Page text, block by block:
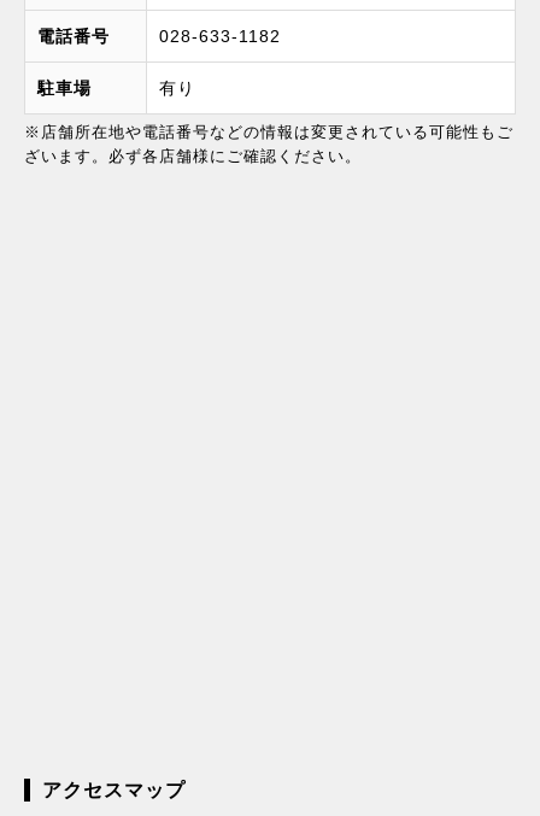
電話番号 028-633-1182
駐車場 有り
※店舗所在地や電話番号などの情報は変更されている可能性もご
ざいます。必ず各店舗様にご確認ください。
アクセスマップ